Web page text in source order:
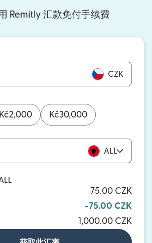
Remitly 汇款免付手续费
CZK
Kč2,000 Kč30,000
ALL
75.00 CZK
-75.00 CZK
1,000.00 CZK